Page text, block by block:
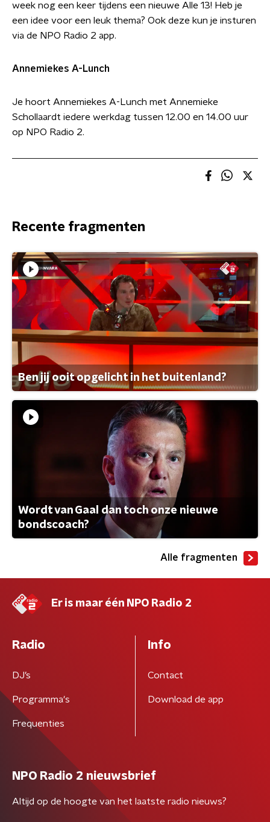
week nog een keer tijdens een nieuwe Alle 13! Heb je
een idee voor een leuk thema? Ook deze kun je insturen
via de NPO Radio 2 app.
Annemiekes A-Lunch
Je hoort Annemiekes A-Lunch met Annemieke
Schollaardt iedere werkdag tussen 12.00 en 14.00 uur
op NPO Radio 2.
Recente fragmenten
Ben jij ooit opgelicht in het buitenland?
Wordt van Gaal dan toch onze nieuwe
bondscoach?
Alle fragmenten
Er is maar één NPO Radio 2
Radio
DJ’s
Programma's
Frequenties
Info
Contact
Download de app
NPO Radio 2 nieuwsbrief
Altijd op de hoogte van het laatste radio nieuws?